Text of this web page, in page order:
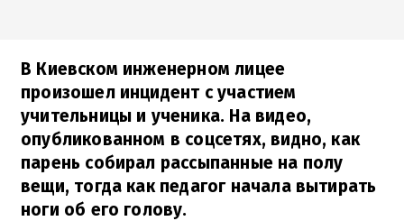
В Киевском инженерном лицее
произошел инцидент с участием
учительницы и ученика. На видео,
опубликованном в соцсетях, видно, как
парень собирал рассыпанные на полу
вещи, тогда как педагог начала вытирать
ноги об его голову.